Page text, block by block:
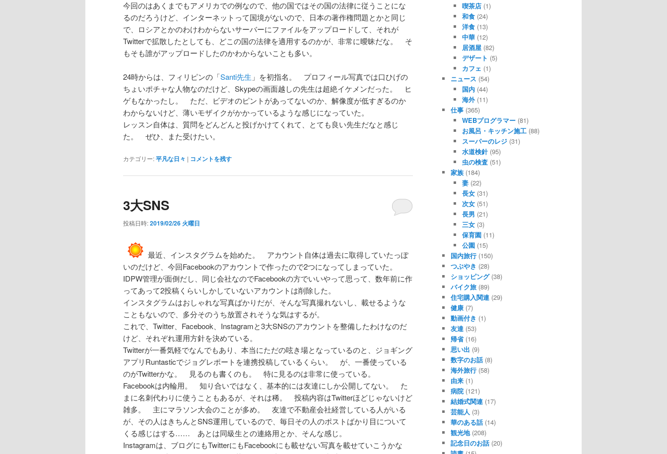
今回のはあくまでもアメリカでの例なので、他の国ではその国の法律に従うことにな
るのだろうけど、インターネットって国境がないので、日本の著作権問題とかと同じ
で、ロシアとかのわけわからないサーバーにファイルをアップロードして、それが
Twitterで拡散したとしても、どこの国の法律を適用するのかが、非常に曖昧だな。 そ
もそも誰がアップロードしたのかわからないことも多い。
24時からは、フィリピンの「Santi先生 」を初指名。 プロフィール写真では口ひげの
ちょいポチャな人物なのだけど、Skypeの画面越しの先生は超絶イケメンだった。 ヒ
ゲもなかったし。 ただ、ビデオのピントがあってないのか、解像度が低すぎるのか
わからないけど、薄いモザイクがかかっているような感じになっていた。
レッスン自体は、質問をどんどんと投げかけてくれて、とても良い先生だなと感じ
た。 ぜひ、また受けたい。
カテゴリー:平凡な日々 | コメントを残す
3大SNS
投稿日時:2019/02/26 火曜日
最近、インスタグラムを始めた。 アカウント自体は過去に取得していたっぽ
いのだけど、今回Facebookのアカウントで作ったので2つになってしまっていた。
IDPW管理が面倒だし、同じ会社なのでFacebookの方でいいやって思って、数年前に作
ってあって2投稿くらいしかしていないアカウントは削除した。
インスタグラムはおしゃれな写真ばかりだが、そんな写真撮れないし、載せるような
こともないので、多分そのうち放置されそうな気はするが。
これで、Twitter、Facebook、Instagramと3大SNSのアカウントを整備したわけなのだ
けど、それぞれ運用方針を決めている。
Twitterが一番気軽でなんでもあり、本当にただの呟き場となっているのと、ジョギング
アプリRuntasticでジョグレポートを連携投稿しているくらい。 が、一番使っている
のがTwitterかな。 見るのも書くのも。 特に見るのは非常に使っている。
Facebookは内輪用。 知り合いではなく、基本的には友達にしか公開してない。 た
まに名刺代わりに使うこともあるが、それは稀。 投稿内容はTwitterほどじゃないけど
雑多。 主にマラソン大会のことが多め。 友達で不動産会社経営している人がいる
が、その人はきちんとSNS運用しているので、毎日その人のポストばかり目について
くる感じはする…… あとは同級生との連絡用とか、そんな感じ。
Instagramは、ブログにもTwitterにもFacebookにも載せない写真を載せていこうかな
喫茶店(1)
和食(24)
洋食(13)
中華(12)
居酒屋(82)
デザート (5)
カフェ (1)
ニュース (54)
国内(44)
海外(11)
仕事 (365)
WEBプログラマー(81)
お風呂・キッチン施工(88)
スーパーのレジ(31)
水道検針(95)
虫の検査(51)
家族 (184)
妻(22)
長女(31)
次女(51)
長男 (21)
三女(3)
保育園(11)
公園(15)
国内旅行 (150)
つぶやき (28)
ショッピング(38)
バイク旅 (89)
住宅購入関連 (29)
健康 (7)
動画付き (1)
友達 (53)
帰省(16)
思い出 (9)
数字のお話 (8)
海外旅行 (58)
由来 (1)
病院 (121)
結婚式関連 (17)
芸能人 (3)
華のある話 (14)
観光地(208)
記念日のお話 (20)